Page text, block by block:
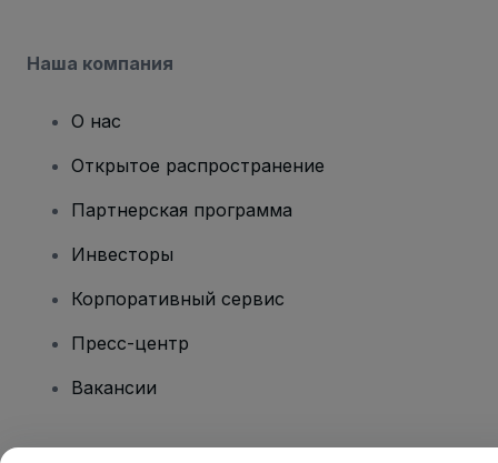
Наша компания
О нас
Открытое распространение
Партнерская программа
Инвесторы
Корпоративный сервис
Пресс-центр
Вакансии